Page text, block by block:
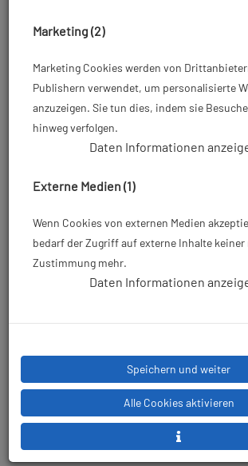
Artikelnr.: wat-732HDmaster
ab66,00 €*
Marketing (2)
Marketing Cookies werden von
Publishern verwendet, um personalisierte
anzuzeigen. Sie tun dies, indem sie
hinweg verfolgen.
Daten Informationen
Externe Medien (1)
Wenn Cookies von externen Medien
bedarf der Zugriff auf externe Inhalte keiner
Zustimmung mehr.
Daten Informationen
Speichern und weiter
Alle Cookies aktivieren